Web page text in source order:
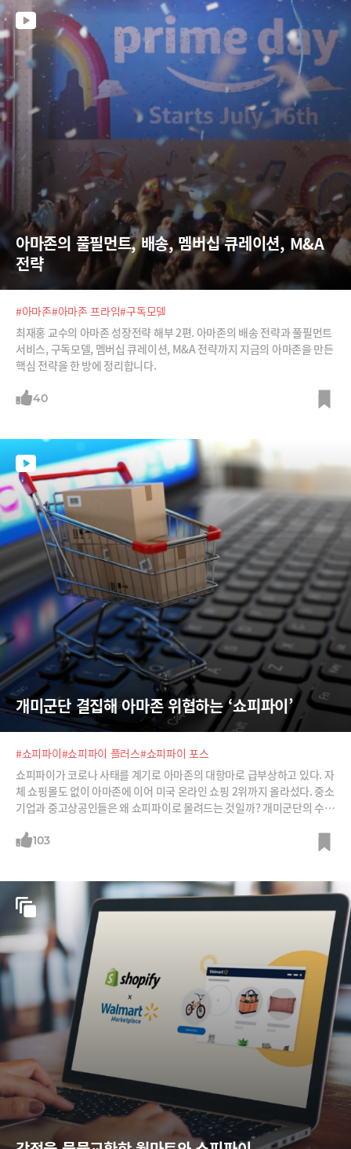
아마존의 풀필먼트, 배송, 멤버십 큐레이션, M&A
전략
#아마존#아마존 프라임#구독모델
최재홍 교수의 아마존 성장전략 해부 2편. 아마존의 배송 전략과 풀필먼트
서비스, 구독모델, 멤버십 큐레이션, M&A 전략까지 지금의 아마존을 만든
핵심 전략을 한 방에 정리합니다.
40
개미군단 결집해 아마존 위협하는 ‘쇼피파이’
#쇼피파이#쇼피파이 플러스#쇼피파이 포스
쇼피파이가 코로나 사태를 계기로 아마존의 대항마로 급부상하고 있다. 자
체 쇼핑몰도 없이 아마존에 이어 미국 온라인 쇼핑 2위까지 올라섰다. 중소
기업과 중고상공인들은 왜 쇼피파이로 몰려드는 것일까? 개미군단의 수장
103